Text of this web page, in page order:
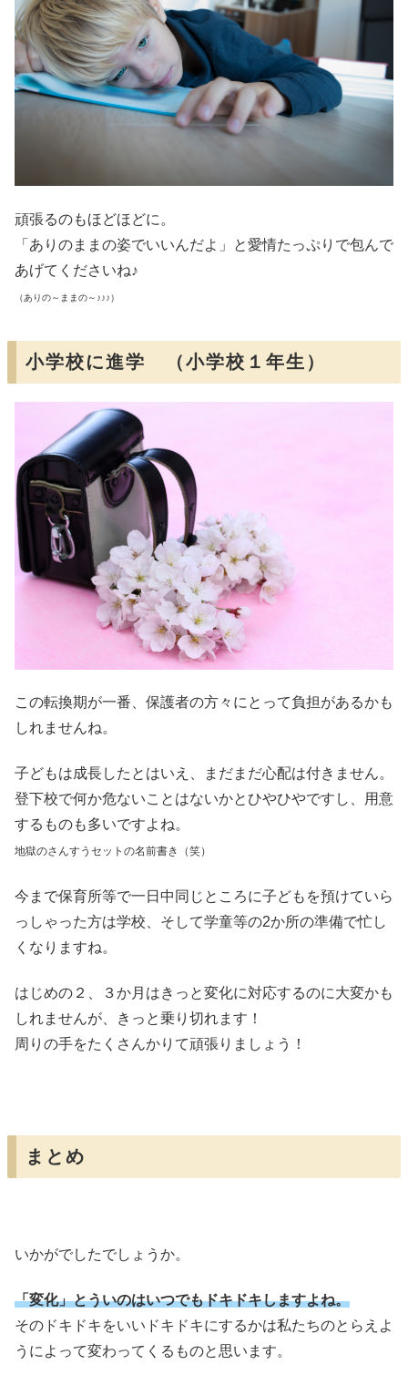
頑張るのもほどほどに。
「ありのままの姿でいいんだよ」と愛情たっぷりで包んで
あげてくださいね♪
（ありの～ままの～♪♪♪）
小学校に進学 （小学校１年生）
この転換期が一番、保護者の方々にとって負担があるかも
しれませんね。
子どもは成長したとはいえ、まだまだ心配は付きません。
登下校で何か危ないことはないかとひやひやですし、用意
するものも多いですよね。
地獄のさんすうセットの名前書き（笑）
今まで保育所等で一日中同じところに子どもを預けていら
っしゃった方は学校、そして学童等の2か所の準備で忙し
くなりますね。
はじめの２、３か月はきっと変化に対応するのに大変かも
しれませんが、きっと乗り切れます！
周りの手をたくさんかりて頑張りましょう！
まとめ
いかがでしたでしょうか。
「変化」とういのはいつでもドキドキしますよね。
そのドキドキをいいドキドキにするかは私たちのとらえよ
うによって変わってくるものと思います。